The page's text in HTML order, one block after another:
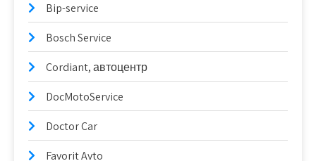
Bip-service
Bosch Service
Cordiant, автоцентр
DocMotoService
Doctor Car
Favorit Avto